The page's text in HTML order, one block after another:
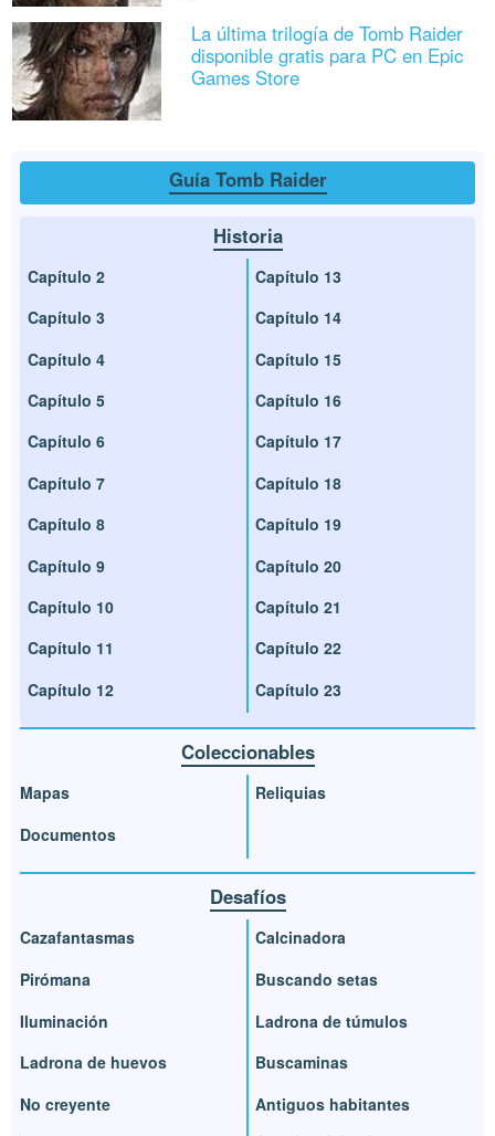
La última trilogía de Tomb Raider
disponible gratis para PC en Epic
Games Store
Guía Tomb Raider
Historia
Capítulo 2
Capítulo 3
Capítulo 4
Capítulo 5
Capítulo 6
Capítulo 7
Capítulo 8
Capítulo 9
Capítulo 10
Capítulo 11
Capítulo 12
Capítulo 13
Capítulo 14
Capítulo 15
Capítulo 16
Capítulo 17
Capítulo 18
Capítulo 19
Capítulo 20
Capítulo 21
Capítulo 22
Capítulo 23
Coleccionables
Mapas
Documentos
Reliquias
Desafíos
Cazafantasmas
Pirómana
Iluminación
Ladrona de huevos
No creyente
Calcinadora
Buscando setas
Ladrona de túmulos
Buscaminas
Antiguos habitantes